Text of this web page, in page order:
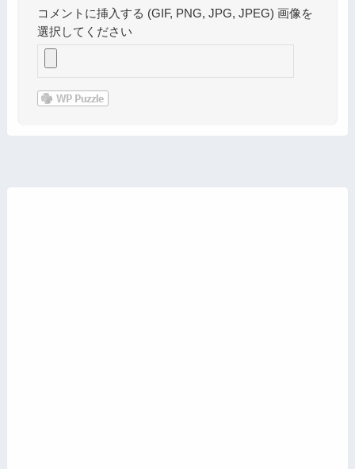
コメントに挿入する (GIF, PNG, JPG, JPEG) 画像を
選択してください